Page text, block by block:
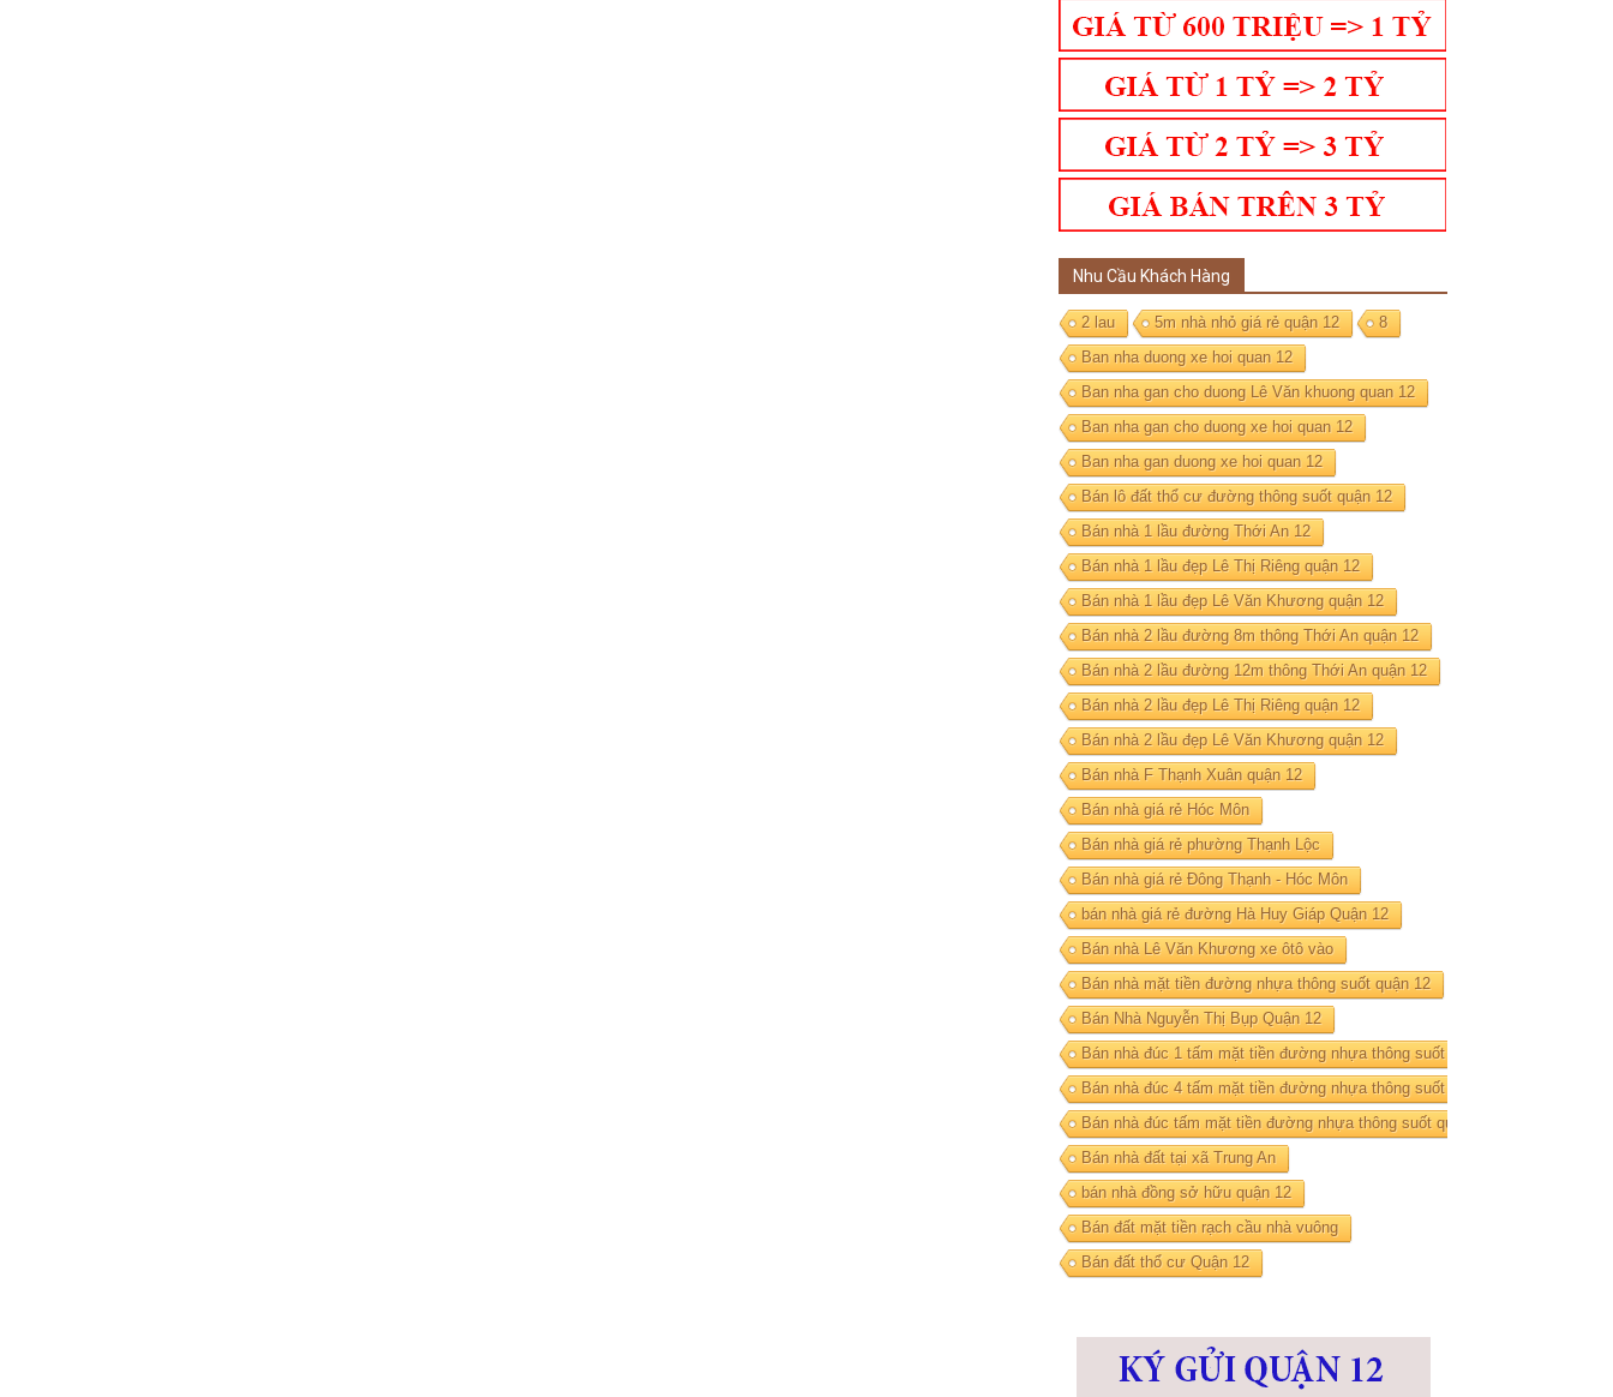
Nhu Cầu Khách Hàng
2 lau 5m nhà nhỏ giá rẻ quận 12
8
Ban nha duong xe hoi quan 12
Ban nha gan cho duong Lê Văn khuong quan 12
Ban nha gan cho duong xe hoi quan 12
Ban nha gan duong xe hoi quan 12
Bán lô đất thổ cư đường thông suốt quận 12
Bán nhà 1 lầu đường Thới An 12
Bán nhà 1 lầu đẹp Lê Thị Riêng quận 12
Bán nhà 1 lầu đẹp Lê Văn Khương quận 12
Bán nhà 2 lầu đường 8m thông Thới An quận 12
Bán nhà 2 lầu đường 12m thông Thới An quận 12
Bán nhà 2 lầu đẹp Lê Thị Riêng quận 12
Bán nhà 2 lầu đẹp Lê Văn Khương quận 12
Bán nhà F Thạnh Xuân quận 12
Bán nhà giá rẻ Hóc Môn
Bán nhà giá rẻ phường Thạnh Lộc
Bán nhà giá rẻ Đông Thạnh - Hóc Môn
bán nhà giá rẻ đường Hà Huy Giáp Quận 12
Bán nhà Lê Văn Khương xe ôtô vào
Bán nhà mặt tiền đường nhựa thông suốt quận 12
Bán Nhà Nguyễn Thị Bụp Quận 12
Bán nhà đúc 1 tấm mặt tiền đường nhựa thông suốt quận 12
Bán nhà đúc 4 tấm mặt tiền đường nhựa thông suốt quận 12
Bán nhà đúc tấm mặt tiền đường nhựa thông suốt quận 12
Bán nhà đất tại xã Trung An
bán nhà đồng sở hữu quận 12
Bán đất mặt tiền rạch cầu nhà vuông
Bán đất thổ cư Quận 12